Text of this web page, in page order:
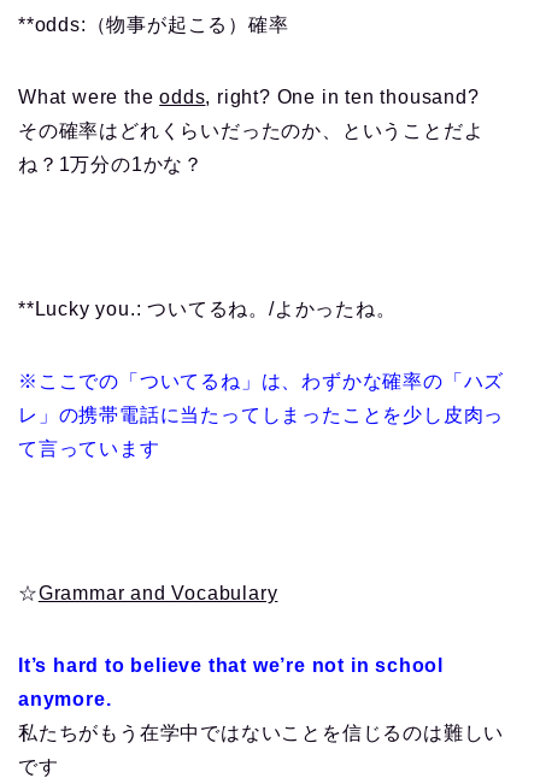
**odds:（物事が起こる）確率
What were theodds, right? One in ten thousand?
その確率はどれくらいだったのか、ということだよ
ね？1万分の1かな？
**Lucky you.: ついてるね。/よかったね。
※ここでの「ついてるね」は、わずかな確率の「ハズ
レ」の携帯電話に当たってしまったことを少し皮肉っ
て言っています
☆Grammar and Vocabulary
It’s hard to believe that we’re not in school
anymore.
私たちがもう在学中ではないことを信じるのは難しい
です